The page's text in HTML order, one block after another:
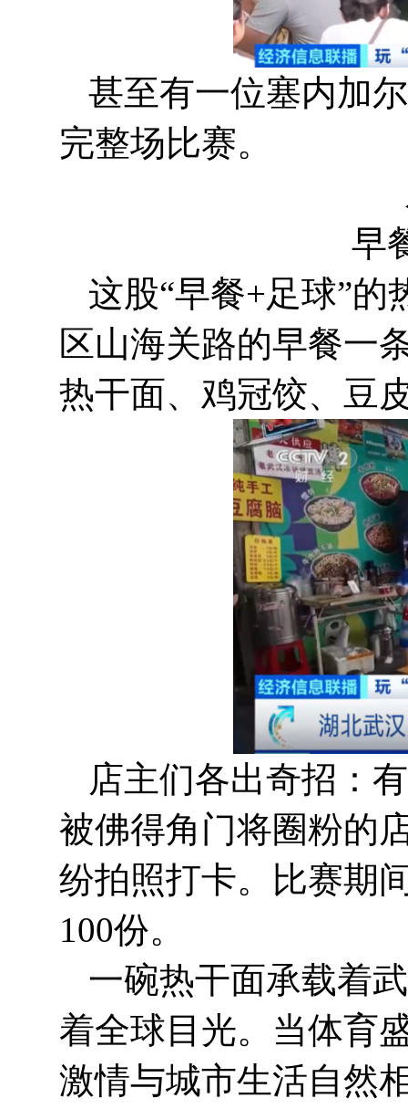
甚至有一位塞内加
完整场比赛。
早
这股“早餐+足球”
区山海关路的早餐一
热干面、鸡冠饺、豆
店主们各出奇招：
被佛得角门将圈粉的
纷拍照打卡。比赛期
100份。
一碗热干面承载着
着全球目光。当体育
激情与城市生活自然